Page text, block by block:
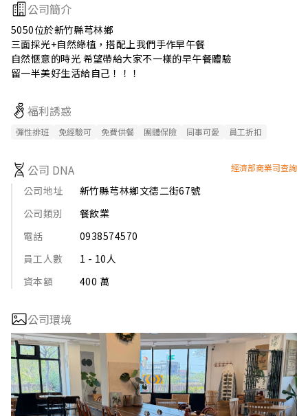
公司簡介
5050位於新竹縣芎林鄉
三面採光+自然綠植，搭配上我們手作早午餐
自然愜意的時光 希望帶給大家不一樣的早午餐體驗
留一半美好生活給自己！！！
福利誘惑
彈性排班 免經驗可 免費供餐 團體保險 同事可愛 員工折扣
公司 DNA 經濟部商業司查詢
公司地址
新竹縣芎林鄉文德二街67號
公司類別
餐飲業
電話
0938574570
員工人數
1 - 10人
資本額
400 萬
公司環境